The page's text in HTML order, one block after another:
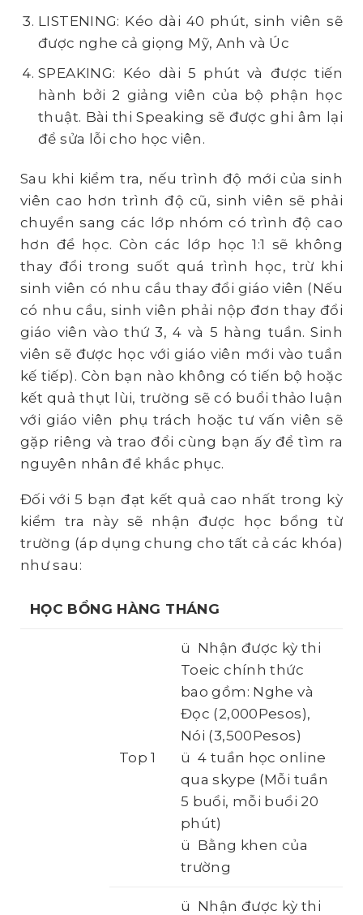
LISTENING: Kéo dài 40 phút, sinh viên sẽ
được nghe cả giọng Mỹ, Anh và Úc
SPEAKING: Kéo dài 5 phút và được tiến
hành bởi 2 giảng viên của bộ phận học
thuật. Bài thi Speaking sẽ được ghi âm lại
để sửa lỗi cho học viên.
Sau khi kiểm tra, nếu trình độ mới của sinh
viên cao hơn trình độ cũ, sinh viên sẽ phải
chuyển sang các lớp nhóm có trình độ cao
hơn để học. Còn các lớp học 1:1 sẽ không
thay đổi trong suốt quá trình học, trừ khi
sinh viên có nhu cầu thay đổi giáo viên (Nếu
có nhu cầu, sinh viên phải nộp đơn thay đổi
giáo viên vào thứ 3, 4 và 5 hàng tuần. Sinh
viên sẽ được học với giáo viên mới vào tuần
kế tiếp). Còn bạn nào không có tiến bộ hoặc
kết quả thụt lùi, trường sẽ có buổi thảo luận
với giáo viên phụ trách hoặc tư vấn viên sẽ
gặp riêng và trao đổi cùng bạn ấy để tìm ra
nguyên nhân để khắc phục.
Đối với 5 bạn đạt kết quả cao nhất trong kỳ
kiểm tra này sẽ nhận được học bổng từ
trường (áp dụng chung cho tất cả các khóa)
như sau:
HỌC BỔNG HÀNG THÁNG
Top 1
ü Nhận được kỳ thi
Toeic chính thức
bao gồm: Nghe và
Đọc (2,000Pesos),
Nói (3,500Pesos)
ü 4 tuần học online
qua skype (Mỗi tuần
5 buổi, mỗi buổi 20
phút)
ü Bằng khen của
trường
ü Nhận được kỳ thi